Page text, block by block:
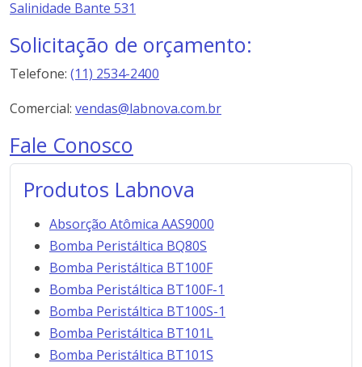
Salinidade Bante 531
Solicitação de orçamento:
Telefone: (11) 2534-2400
Comercial: vendas@labnova.com.br
Fale Conosco
Produtos Labnova
Absorção Atômica AAS9000
Bomba Peristáltica BQ80S
Bomba Peristáltica BT100F
Bomba Peristáltica BT100F-1
Bomba Peristáltica BT100S-1
Bomba Peristáltica BT101L
Bomba Peristáltica BT101S